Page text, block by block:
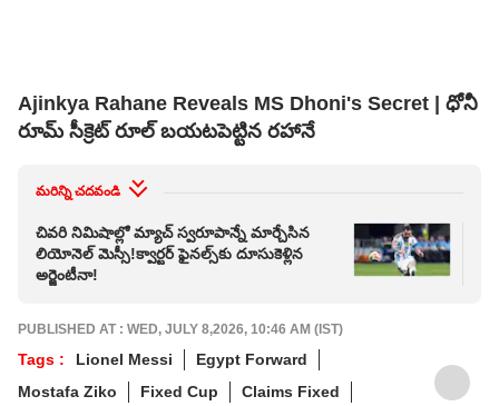
Ajinkya Rahane Reveals MS Dhoni's Secret | ధోనీ
రూమ్ సీక్రెట్ రూల్ బయటపెట్టిన రహానే
మరిన్ని చదవండి
చివరి నిమిషాల్లో మ్యాచ్ స్వరూపాన్నే మార్చేసిన
లియోనెల్ మెస్సీ!క్వార్టర్ ఫైనల్స్‌కు దూసుకెళ్లిన
అర్జెంటీనా!
PUBLISHED AT : WED, JULY 8,2026, 10:46 AM (IST)
Tags : Lionel Messi
Egypt Forward
Mostafa Ziko
Fixed Cup
Claims Fixed